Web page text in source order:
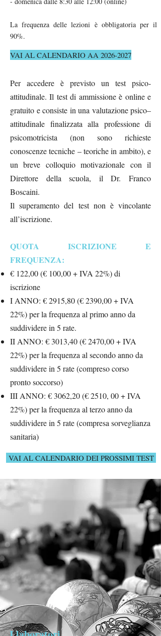
La frequenza delle lezioni è obbligatoria per il
90%.
VAI AL CALENDARIO AA 2026-2027
​Per accedere è previsto un test psico-
attitudinale. Il test di ammissione è online e
gratuito e consiste in una valutazione psico–
attitudinale finalizzata alla professione di
psicomotricista (non sono richieste
conoscenze tecniche – teoriche in ambito), e
un breve colloquio motivazionale con il
Direttore della scuola, il Dr. Franco
Boscaini.
Il superamento del test non è vincolante
all’iscrizione.
QUOTA ISCRIZIONE E
FREQUENZA:
€ 122,00 (€ 100,00 + IVA 22%) di
iscrizione
I ANNO: € 2915,80 (€ 2390,00 + IVA
22%) per la frequenza al primo anno da
suddividere in 5 rate.
II ANNO: € 3013,40 (€ 2470,00 + IVA
22%) per la frequenza al secondo anno da
suddividere in 5 rate (compreso corso
pronto soccorso)
III ANNO: € 3062,20 (€ 2510, 00 + IVA
22%) per la frequenza al terzo anno da
suddividere in 5 rate (compresa sorveglianza
sanitaria)
VAI AL CALENDARIO DEI PROSSIMI TEST